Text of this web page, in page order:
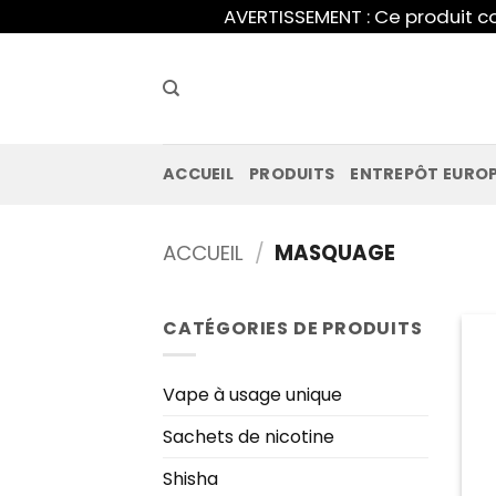
to
AVERTISSEMENT : Ce
ACCUEIL PRODUITS ENTREPÔT
ACCUEIL / MASQUAGE
CATÉGORIES DE PRODUITS
Vape à usage unique
Sachets de nicotine
Shisha